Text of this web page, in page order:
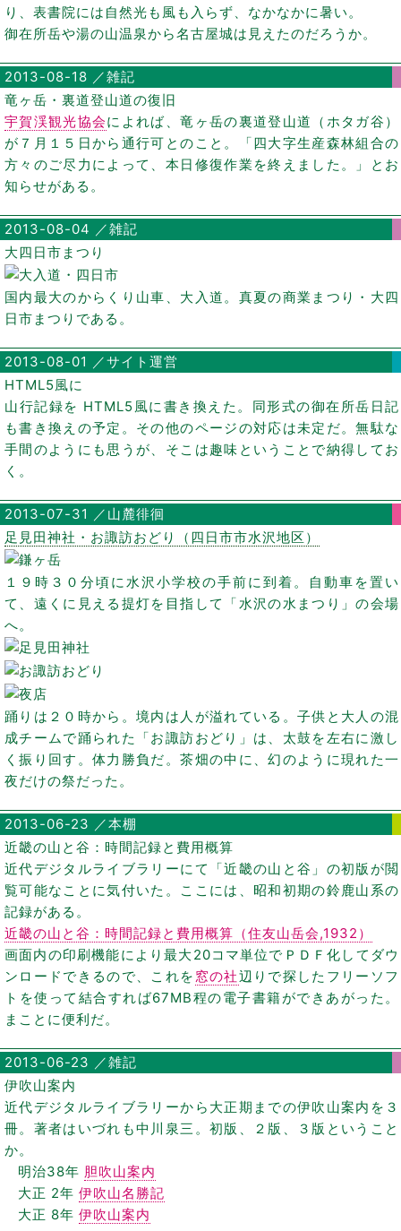
り、表書院には自然光も風も入らず、なかなかに暑い。
御在所岳や湯の山温泉から名古屋城は見えたのだろうか。
2013-08-18 ／雑記
竜ヶ岳・裏道登山道の復旧
宇賀渓観光協会によれば、竜ヶ岳の裏道登山道（ホタガ谷）
が７月１５日から通行可とのこと。「四大字生産森林組合の
方々のご尽力によって、本日修復作業を終えました。」とお
知らせがある。
2013-08-04 ／雑記
大四日市まつり
国内最大のからくり山車、大入道。真夏の商業まつり・大四
日市まつりである。
2013-08-01 ／サイト運営
HTML5風に
山行記録を HTML5風に書き換えた。同形式の御在所岳日記
も書き換えの予定。その他のページの対応は未定だ。無駄な
手間のようにも思うが、そこは趣味ということで納得してお
く。
2013-07-31 ／山麓徘徊
足見田神社・お諏訪おどり（四日市市水沢地区）
１９時３０分頃に水沢小学校の手前に到着。自動車を置い
て、遠くに見える提灯を目指して「水沢の水まつり」の会場
へ。
踊りは２０時から。境内は人が溢れている。子供と大人の混
成チームで踊られた「お諏訪おどり」は、太鼓を左右に激し
く振り回す。体力勝負だ。茶畑の中に、幻のように現れた一
夜だけの祭だった。
2013-06-23 ／本棚
近畿の山と谷：時間記録と費用概算
近代デジタルライブラリーにて「近畿の山と谷」の初版が閲
覧可能なことに気付いた。ここには、昭和初期の鈴鹿山系の
記録がある。
近畿の山と谷：時間記録と費用概算（住友山岳会,1932）
画面内の印刷機能により最大20コマ単位でＰＤＦ化してダウ
ンロードできるので、これを 窓の社辺りで探したフリーソフ
トを使って結合すれば67MB程の電子書籍ができあがった。
まことに便利だ。
2013-06-23 ／雑記
伊吹山案内
近代デジタルライブラリーから大正期までの伊吹山案内を３
冊。著者はいづれも中川泉三。初版、２版、３版ということ
か。
明治38年 胆吹山案内
大正 2年 伊吹山名勝記
大正 8年 伊吹山案内